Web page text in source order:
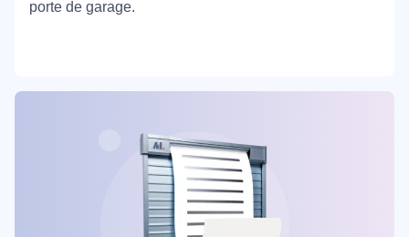
porte de garage.